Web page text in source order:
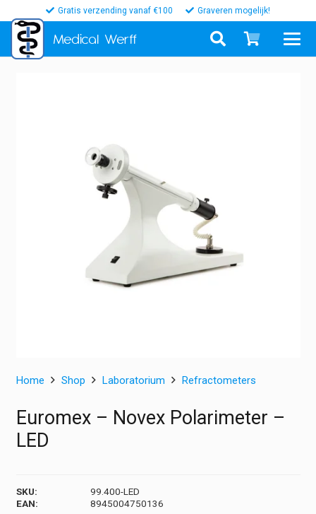
Gratis verzending vanaf €100 Graveren mogelijk!
Medical Werff
Home Shop Laboratorium Refractometers
Euromex – Novex Polarimeter –
LED
SKU:
99.400-LED
EAN:
8945004750136